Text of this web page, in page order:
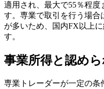
適用され、最大で55％程度
す。専業で取引を行う場合
が多いため、国内FX以上
す。
事業所得と認め
専業トレーダーが一定の条